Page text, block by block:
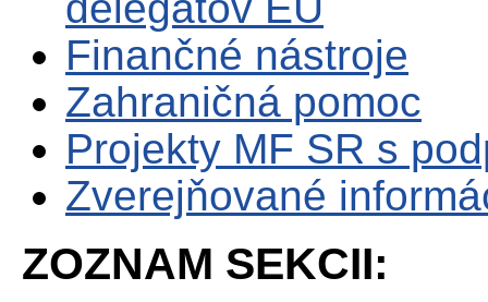
Finančné nástroje
Zahraničná pomoc
Projekty MF SR s
Zverejňované
ZOZNAM SEKCII: